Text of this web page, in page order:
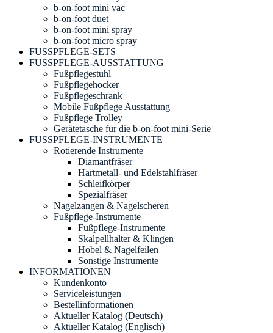
b-on-foot mini vac
b-on-foot duet
b-on-foot mini spray
b-on-foot micro spray
FUSSPFLEGE-SETS
FUSSPFLEGE-AUSSTATTUNG
Fußpflegestuhl
Fußpflegehocker
Fußpflegeschrank
Mobile Fußpflege Ausstattung
Fußpflege Trolley
Gerätetasche für die b-on-foot mini-Serie
FUSSPFLEGE-INSTRUMENTE
Rotierende Instrumente
Diamantfräser
Hartmetall- und Edelstahlfräser
Schleifkörper
Spezialfräser
Nagelzangen & Nagelscheren
Fußpflege-Instrumente
Fußpflege-Instrumente
Skalpellhalter & Klingen
Hobel & Nagelfeilen
Sonstige Instrumente
INFORMATIONEN
Kundenkonto
Serviceleistungen
Bestellinformationen
Aktueller Katalog (Deutsch)
Aktueller Katalog (Englisch)